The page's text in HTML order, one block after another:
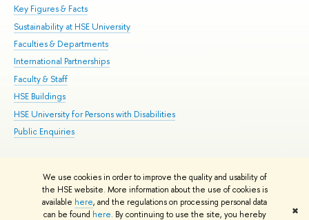
We use cookies in order to improve the quality and usability of
the HSE website. More information about the use of cookies is
available here, and the regulations on processing personal data
can be found here. By continuing to use the site, you hereby ✖
Key Figures & Facts
Sustainability at HSE University
Faculties & Departments
International Partnerships
Faculty & Staff
HSE Buildings
HSE University for Persons with Disabilities
Public Enquiries
© HSE University 1993–2026 Contacts Copyright Privacy Policy